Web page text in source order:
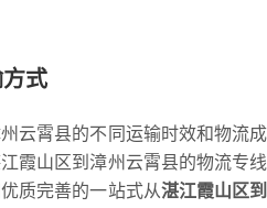
式
云霄县的不同运输时效和物流成
霞山区到漳州云霄县的物流专
质完善的一站式从湛江霞山区